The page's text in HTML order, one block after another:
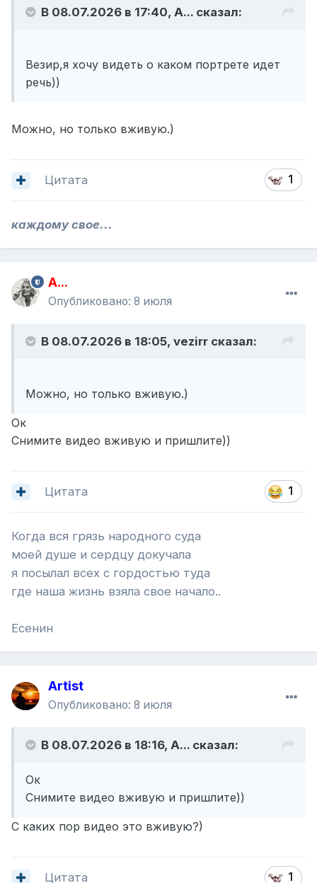
В 08.07.2026 в 17:40, A... сказал:
Везир,я хочу видеть о каком портрете идет
речь))
Можно, но только вживую.)
1
Цитата
каждому свое...
A...
Опубликовано: 8 июля
В 08.07.2026 в 18:05, vezirr сказал:
Можно, но только вживую.)
Ок
Снимите видео вживую и пришлите))
1
Цитата
Когда вся грязь народного суда
моей душе и сердцу докучала
я посылал всех с гордостью туда
где наша жизнь взяла свое начало..
Есенин
Artist
Опубликовано: 8 июля
В 08.07.2026 в 18:16, A... сказал:
Ок
Снимите видео вживую и пришлите))
С каких пор видео это вживую?)
1
Цитата